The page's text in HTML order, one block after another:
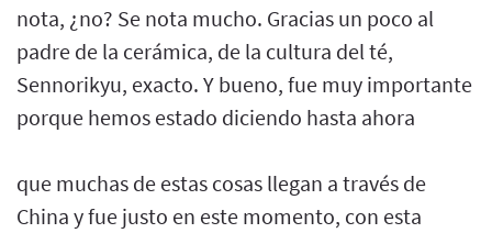
nota, ¿no? Se nota mucho. Gracias un poco al
padre de la cerámica, de la cultura del té,
Sennorikyu, exacto. Y bueno, fue muy importante
porque hemos estado diciendo hasta ahora
que muchas de estas cosas llegan a través de
China y fue justo en este momento, con esta